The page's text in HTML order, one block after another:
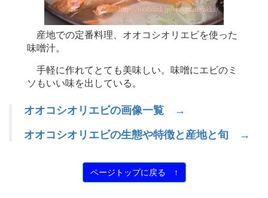
産地での定番料理、オオコシオリエビを使った
味噌汁。
手軽に作れてとても美味しい。味噌にエビのミ
ソもいい味を出している。
オオコシオリエビの画像一覧 →
オオコシオリエビの生態や特徴と産地と旬 →
ページトップに戻る ↑